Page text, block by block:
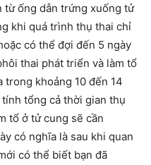
từ ống dẫn trứng xuống tử
khi quá trình thụ thai chỉ
có thể đợi đến 5 ngày
thai phát triển và làm tổ
khoảng 10 đến 14
tổng cả thời gian thụ
tổ ở tử cung sẽ cần
có nghĩa là sau khi quan
có thể biết bạn đã